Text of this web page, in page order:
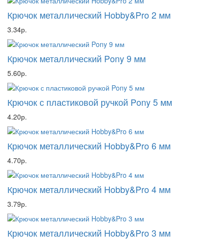
Крючок металлический Hobby&Pro 2 мм
3.34р.
Крючок металлический Pony 9 мм
5.60р.
Крючок с пластиковой ручкой Pony 5 мм
4.20р.
Крючок металлический Hobby&Pro 6 мм
4.70р.
Крючок металлический Hobby&Pro 4 мм
3.79р.
Крючок металлический Hobby&Pro 3 мм